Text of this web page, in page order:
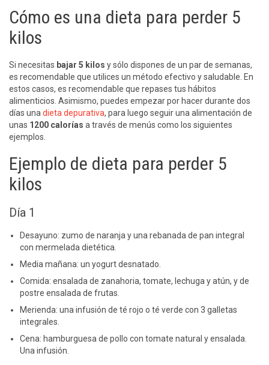
Cómo es una dieta para perder 5
kilos
Si necesitas bajar 5 kilos y sólo dispones de un par de semanas,
es recomendable que utilices un método efectivo y saludable. En
estos casos, es recomendable que repases tus hábitos
alimenticios. Asimismo, puedes empezar por hacer durante dos
días una dieta depurativa, para luego seguir una alimentación de
unas 1200 calorías a través de menús como los siguientes
ejemplos.
Ejemplo de dieta para perder 5
kilos
Día 1
Desayuno: zumo de naranja y una rebanada de pan integral
con mermelada dietética.
Media mañana: un yogurt desnatado.
Comida: ensalada de zanahoria, tomate, lechuga y atún, y de
postre ensalada de frutas.
Merienda: una infusión de té rojo o té verde con 3 galletas
integrales.
Cena: hamburguesa de pollo con tomate natural y ensalada.
Una infusión.